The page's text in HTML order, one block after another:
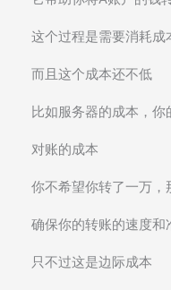
这个过程是需要消耗成
而且这个成本还不低
比如服务器的成本，
对账的成本
你不希望你转了一万，
确保你的转账的速度
只不过这是边际成本